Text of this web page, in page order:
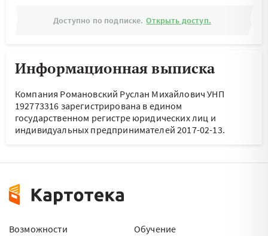
Доступно по подписке. Открыть доступ.
Информационная выписка
Компания Романовский Руслан Михайлович УНП
192773316 зарегистрирована в едином
государственном регистре юридических лиц и
индивидуальных предпринимателей 2017-02-13.
Возможности
Обучение